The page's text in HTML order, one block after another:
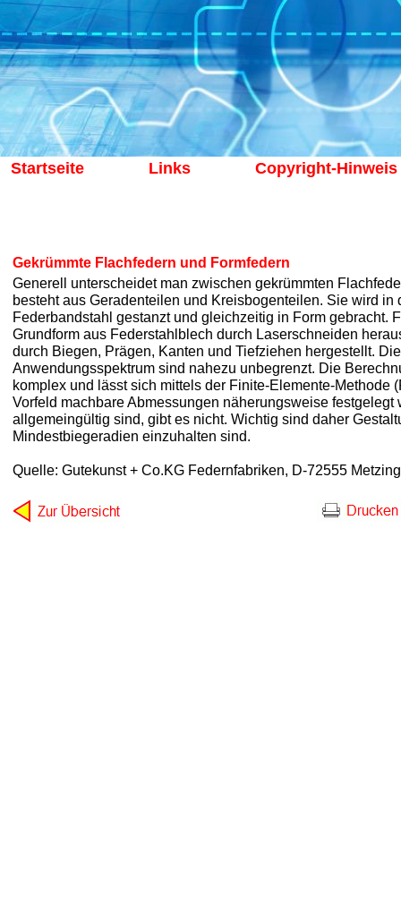
Gekrümmte Flachfedern und Formfedern
Generell unterscheidet man zwischen gekrümmten
besteht aus Geradenteilen und Kreisbogenteilen. Sie wird
Federbandstahl gestanzt und gleichzeitig in Form gebracht.
Grundform aus Federstahlblech durch Laserschneiden
durch Biegen, Prägen, Kanten und Tiefziehen hergestellt.
Anwendungsspektrum sind nahezu unbegrenzt. Die
komplex und lässt sich mittels der Finite-Elemente-Methode
Vorfeld machbare Abmessungen näherungsweise
allgemeingültig sind, gibt es nicht. Wichtig sind daher
Mindestbiegeradien einzuhalten sind.
Quelle: Gutekunst + Co.KG Federnfabriken, D-72555
Startseite Links Copyright-Hinweis